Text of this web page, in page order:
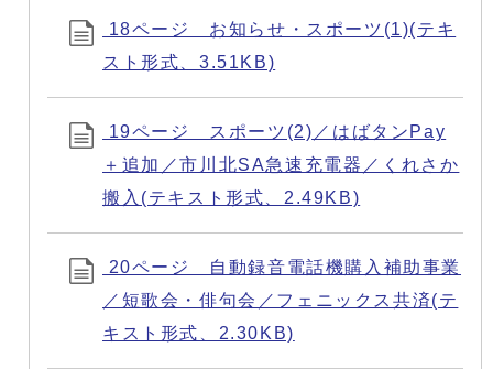
18ページ お知らせ・スポーツ(1)(テキ
スト形式、3.51KB)
19ページ スポーツ(2)／はばタンPay
＋追加／市川北SA急速充電器／くれさか
搬入(テキスト形式、2.49KB)
20ページ 自動録音電話機購入補助事業
／短歌会・俳句会／フェニックス共済(テ
キスト形式、2.30KB)